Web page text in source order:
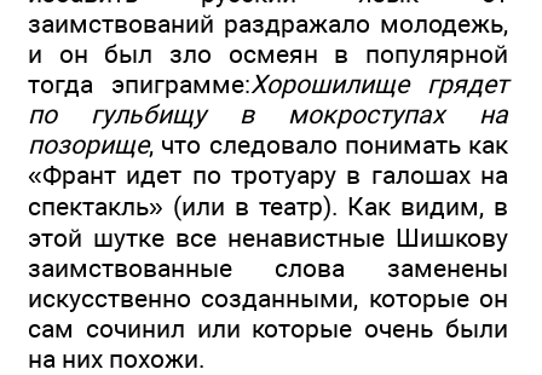
заимствований раздражало молодежь,
и он был зло осмеян в популярной
тогда эпиграмме:Хорошилище грядет
по гульбищу в мокроступах на
позорище, что следовало понимать как
«Франт идет по тротуару в галошах на
спектакль» (или в театр). Как видим, в
этой шутке все ненавистные Шишкову
заимствованные слова заменены
искусственно созданными, которые он
сам сочинил или которые очень были
на них похожи.